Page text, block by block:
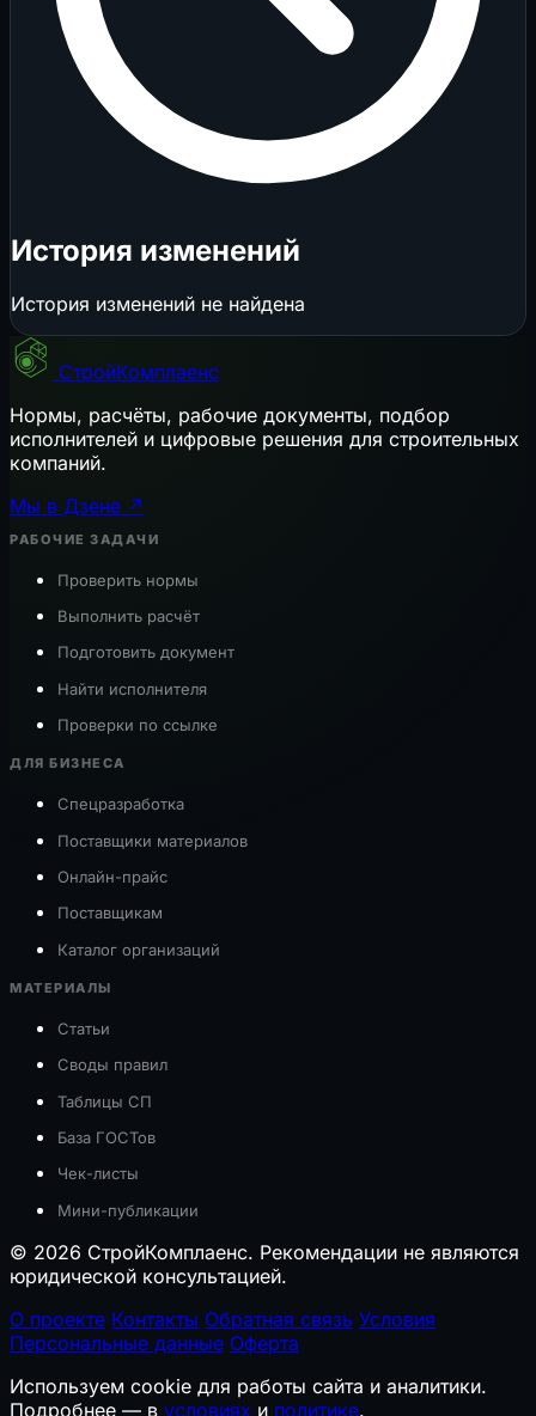
История изменений
История изменений не найдена
СтройКомплаенс
Нормы, расчёты, рабочие документы, подбор
исполнителей и цифровые решения для строительных
компаний.
Мы в Дзене ↗
РАБОЧИЕ ЗАДАЧИ
Проверить нормы
Выполнить расчёт
Подготовить документ
Найти исполнителя
Проверки по ссылке
ДЛЯ БИЗНЕСА
Спецразработка
Поставщики материалов
Онлайн-прайс
Поставщикам
Каталог организаций
МАТЕРИАЛЫ
Статьи
Своды правил
Таблицы СП
База ГОСТов
Чек-листы
Мини-публикации
© 2026 СтройКомплаенс. Рекомендации не являются
юридической консультацией.
О проекте Контакты Обратная связь Условия
Персональные данные Оферта
Используем cookie для работы сайта и аналитики.
Подробнее — в условиях и политике.